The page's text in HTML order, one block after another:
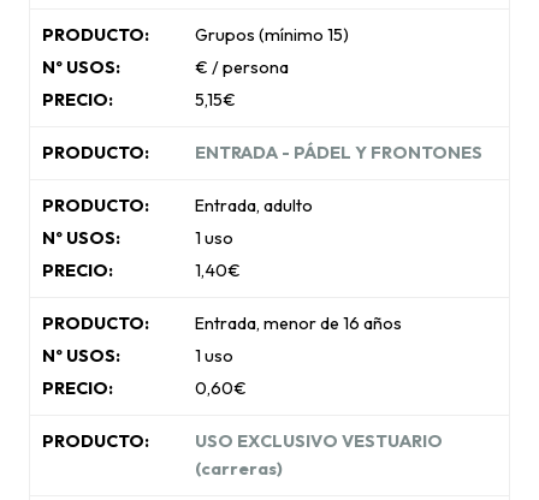
Grupos (mínimo 15)
€ / persona
5,15€
ENTRADA - PÁDEL Y FRONTONES
Entrada, adulto
1 uso
1,40€
Entrada, menor de 16 años
1 uso
0,60€
USO EXCLUSIVO VESTUARIO
(carreras)